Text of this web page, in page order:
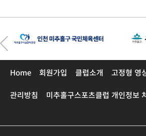
Home 회원가입 클럽소개 고정형 영
관리방침 미추홀구스포츠클럽 개인정보